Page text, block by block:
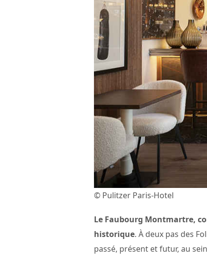
© Pulitzer Paris-Hotel
Le Faubourg Montmartre,
historique. À deux pas des
passé, présent et futur, au